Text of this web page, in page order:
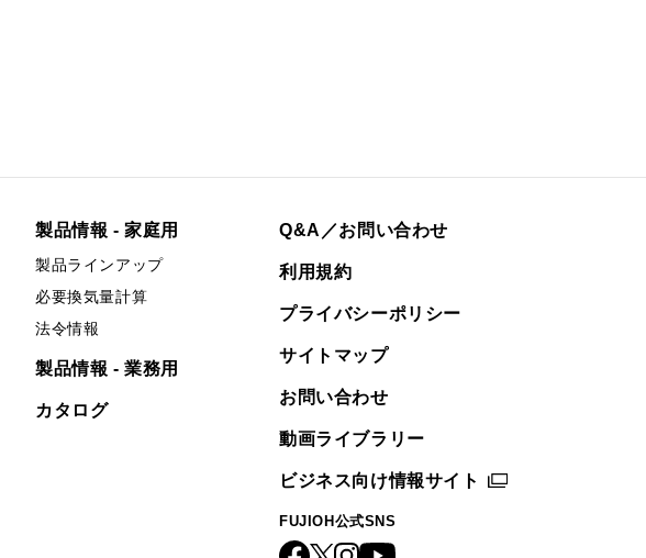
製品情報 - 家庭用
製品ラインアップ
必要換気量計算
法令情報
製品情報 - 業務用
カタログ
Q&A／お問い合わせ
利用規約
プライバシーポリシー
サイトマップ
お問い合わせ
動画ライブラリー
ビジネス向け情報サイト
FUJIOH公式SNS